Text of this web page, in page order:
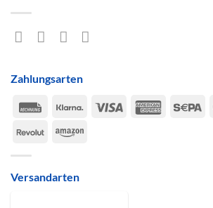
Zahlungsarten
Rechung
Klarna Visa
American
RevolutAmazon
Versandarten